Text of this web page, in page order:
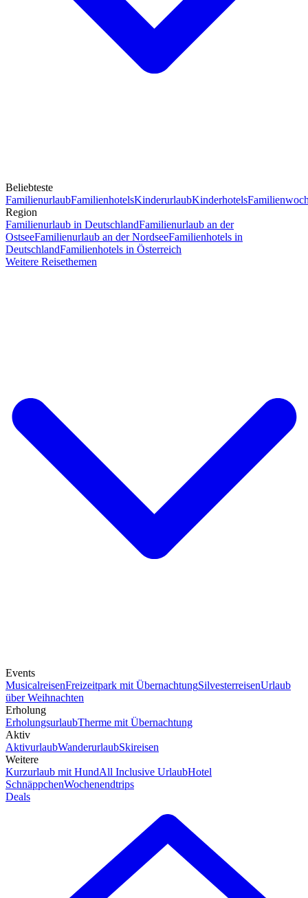
Beliebteste
FamilienurlaubFamilienhotelsKinderurlaubKinderhotels
Region
Familienurlaub in DeutschlandFamilienurlaub an der
OstseeFamilienurlaub an der NordseeFamilienhotels in
DeutschlandFamilienhotels in Österreich
Weitere Reisethemen
Events
MusicalreisenFreizeitpark mit ÜbernachtungSilvesterreisenUrlaub
über Weihnachten
Erholung
ErholungsurlaubTherme mit Übernachtung
Aktiv
AktivurlaubWanderurlaubSkireisen
Weitere
Kurzurlaub mit HundAll Inclusive UrlaubHotel
SchnäppchenWochenendtrips
Deals